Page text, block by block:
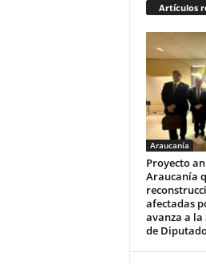
Artículos
Araucanía
Proyecto
Araucanía
afectadas
avanza a la
de